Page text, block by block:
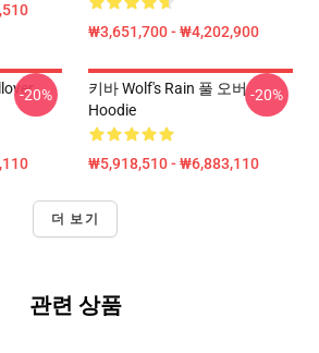
₩3,651,700 - ₩4,202,900
-20%
키바 Wolf's Rain 풀 오버
Hoodie
₩5,918,510 - ₩6,883,110
-20%
더 보기
관련 상품